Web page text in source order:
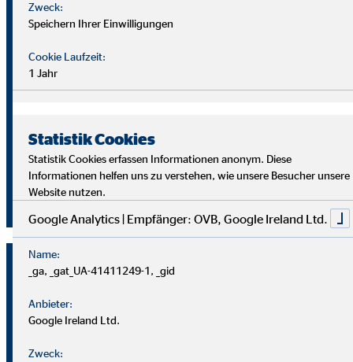
Kund*innen hineinzuversetzen.
Als Berater in brauchst du zudem eine gute Struktur, den
Überblick im Arbeitsalltag sowie analytische Fähigkeiten,
um die Ziele deiner Kundinnen richtig zu verstehen und
Starte auch du als OVB Finanzberater*in durch!
Jetzt klicken und bewerben!
Zweck:
Speichern Ihrer Einwilligungen
Cookie Laufzeit:
1 Jahr
Statistik Cookies
Statistik Cookies erfassen Informationen anonym. Diese
Informationen helfen uns zu verstehen, wie unsere Besucher unsere
Website nutzen.
Google Analytics | Empfänger: OVB, Google Ireland Ltd.
Name:
_ga, _gat_UA-41411249-1, _gid
Anbieter:
Google Ireland Ltd.
Zweck: